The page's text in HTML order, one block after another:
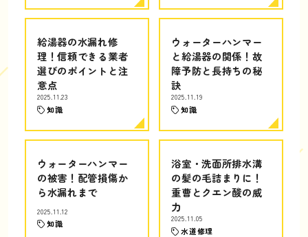
給湯器の水漏れ修
理！信頼できる業者
選びのポイントと注
意点
2025.11.23
知識
ウォーターハンマー
と給湯器の関係！故
障予防と長持ちの秘
訣
2025.11.19
知識
ウォーターハンマー
の被害！配管損傷か
ら水漏れまで
2025.11.12
知識
浴室・洗面所排水溝
の髪の毛詰まりに！
重曹とクエン酸の威
力
2025.11.05
水道修理